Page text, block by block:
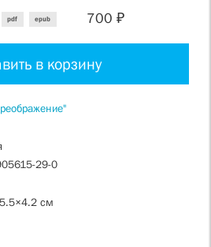
pdf epub 700 ₽
в корзину
29-0
см